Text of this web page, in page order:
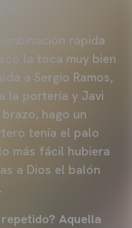
rápida
la toca muy bien
a Sergio Ramos,
la portería y Javi
brazo, hago un
tenía el palo
más fácil hubiera
a Dios el balón
Aquella